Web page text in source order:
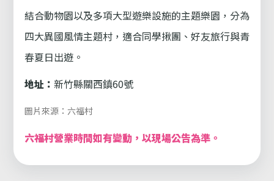
結合動物園以及多項大型遊樂設施的主題樂園，分為
四大異國風情主題村，適合同學揪團、好友旅行與青
春夏日出遊。
地址： 新竹縣關西鎮60號
圖片來源：六福村
六福村營業時間如有變動，以現場公告為準。